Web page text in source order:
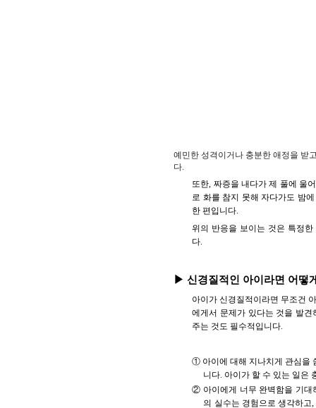
예민한 성격이거나 충분한 애정을 받
다.
또한, 짜증을 내다가 제 풀에 울
로 화를 참지 못해 자다가도 밤
한 편입니다.
위의 반응을 보이는 것은 특정
다.
▶ 신경질적인 아이라면 어떻
아이가 신경질적이라면 무조건
에게서 문제가 있다는 것을 발
주는 것도 필수적입니다.
① 아이에 대해 지나치게 관심을
니다. 아이가 할 수 있는 일은
② 아이에게 너무 완벽함을 기대
의 실수는 경험으로 생각하고